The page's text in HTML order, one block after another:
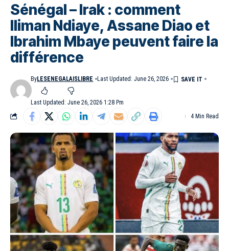
Sénégal – Irak : comment
Iliman Ndiaye, Assane Diao et
Ibrahim Mbaye peuvent faire la
différence
Last Updated: June 26, 2026 1:28 Pm
ByLESENEGALAISLIBRE Last Updated: June 26, 2026
4 Min Read